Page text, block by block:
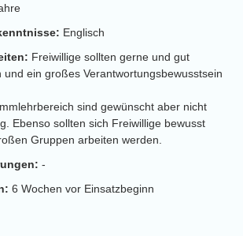
Englisch
Freiwillige sollten gerne und gut
und ein großes Verantwortungsbewusstsein
sind gewünscht aber nicht
Ebenso sollten sich Freiwillige bewusst
Gruppen arbeiten werden.
-
6 Wochen vor Einsatzbeginn